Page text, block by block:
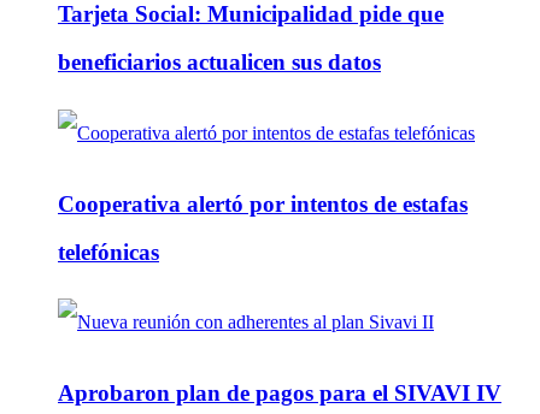
Tarjeta Social: Municipalidad pide que
beneficiarios actualicen sus datos
Cooperativa alertó por intentos de estafas
telefónicas
Aprobaron plan de pagos para el SIVAVI IV